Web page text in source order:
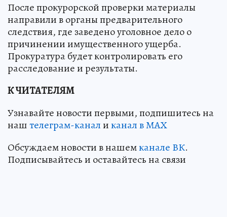
После прокурорской проверки материалы
направили в органы предварительного
следствия, где заведено уголовное дело о
причинении имущественного ущерба.
Прокуратура будет контролировать его
расследование и результаты.
К ЧИТАТЕЛЯМ
Узнавайте новости первыми, подпишитесь на
наштелеграм-каналиканал в МАХ
Обсуждаем новости в нашемканале ВК.
Подписывайтесь и оставайтесь на связи